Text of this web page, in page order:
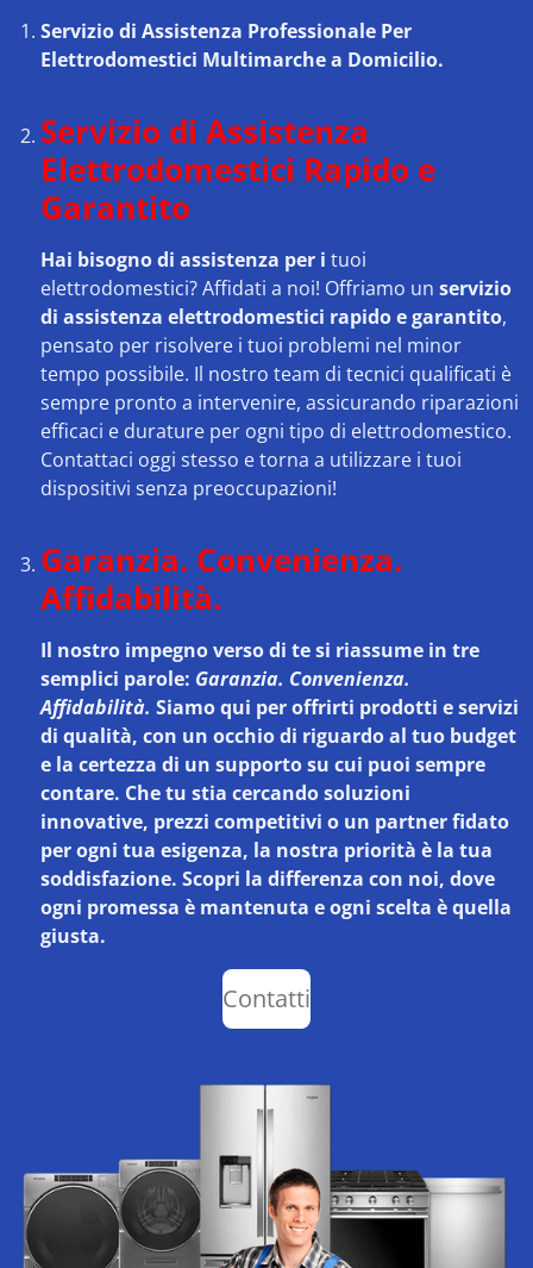
Servizio di Assistenza Professionale Per
Elettrodomestici Multimarche a Domicilio.
Servizio di Assistenza
Elettrodomestici Rapido e
Garantito
Hai bisogno di assistenza per i tuoi
elettrodomestici? Affidati a noi! Offriamo un servizio
di assistenza elettrodomestici rapido e garantito,
pensato per risolvere i tuoi problemi nel minor
tempo possibile. Il nostro team di tecnici qualificati è
sempre pronto a intervenire, assicurando riparazioni
efficaci e durature per ogni tipo di elettrodomestico.
Contattaci oggi stesso e torna a utilizzare i tuoi
dispositivi senza preoccupazioni!
Garanzia. Convenienza.
Affidabilità.
Il nostro impegno verso di te si riassume in tre
semplici parole: Garanzia. Convenienza.
Affidabilità. Siamo qui per offrirti prodotti e servizi
di qualità, con un occhio di riguardo al tuo budget
e la certezza di un supporto su cui puoi sempre
contare. Che tu stia cercando soluzioni
innovative, prezzi competitivi o un partner fidato
per ogni tua esigenza, la nostra priorità è la tua
soddisfazione. Scopri la differenza con noi, dove
ogni promessa è mantenuta e ogni scelta è quella
giusta.
Contatti